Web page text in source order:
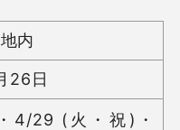
内
26日
4/29 (火・祝)・